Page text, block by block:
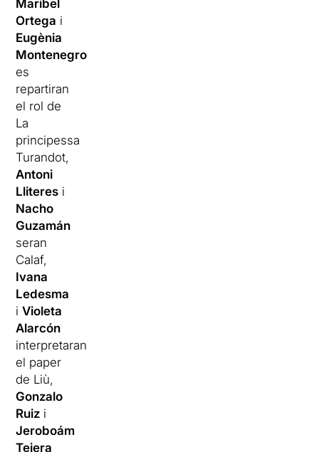
Maribel
Ortega i
Eugènia
Montenegro
es
repartiran
el rol de
La
principessa
Turandot,
Antoni
Lliteres i
Nacho
Guzamán
seran
Calaf,
Ivana
Ledesma
iVioleta
Alarcón
interpretaran
el paper
de Liù,
Gonzalo
Ruiz i
Jeroboám
Tejera